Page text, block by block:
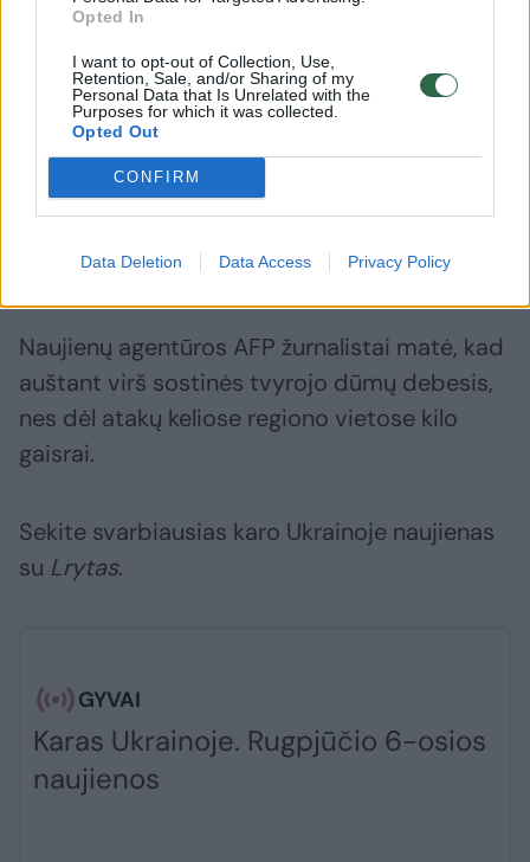
Opted In
I want to opt-out of Collection, Use,
Retention, Sale, and/or Sharing of my
Personal Data that Is Unrelated with the
Purposes for which it was collected.
Opted Out
CONFIRM
Data Deletion Data Access Privacy Policy
„ES atsidūrė tarp kūjo ir
priekalo“: situaciją Ispanijoje
sulygino su Lietuvos pasienio
krize(1)
Naujienų agentūros AFP žurnalistai matė, kad
auštant virš sostinės tvyrojo dūmų debesis,
nes dėl atakų keliose regiono vietose kilo
gaisrai.
Sekite svarbiausias karo Ukrainoje naujienas
su Lrytas.​​​
GYVAI
Karas Ukrainoje. Rugpjūčio 6-osios
naujienos